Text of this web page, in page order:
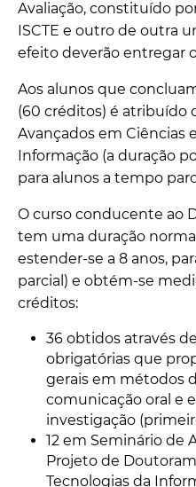
Avaliação, constituído
ISCTE e outro de outra
efeito deverão entregar
Aos alunos que
(60 créditos) é atribuído
Avançados em Ciências
Informação (a duração
para alunos a tempo
O curso conducente ao
tem uma duração
estender-se a 8 anos,
parcial) e obtém-se
créditos:
36 obtidos através
obrigatórias que
gerais em métodos
comunicação oral e
investigação
12 em Seminário de
Projeto de
Tecnologias da